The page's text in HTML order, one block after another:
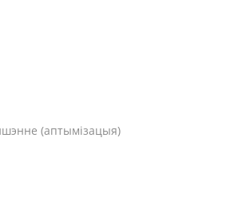
(аптымізацыя)